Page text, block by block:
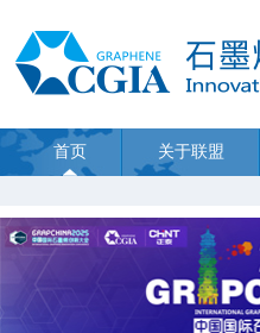
首页 关于联盟